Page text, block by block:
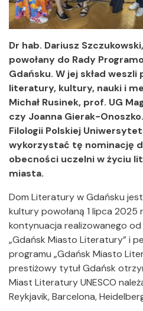
Dr hab. Dariusz
powołany do Rady
Gdańsku. W jej skład
literatury, kultury, nauki i
Michał Rusinek, prof. UG
czy Joanna Gierak-
Filologii Polskiej
wykorzystać tę nominację
obecności uczelni w życiu
miasta.
Dom Literatury w Gdańsku
kultury powołaną 1 lipca 2025
kontynuacja realizowanego
„Gdańsk Miasto Literatury” i
programu „Gdańsk Miasto
prestiżowy tytuł Gdańsk
Miast Literatury UNESCO
Reykjavik, Barcelona,